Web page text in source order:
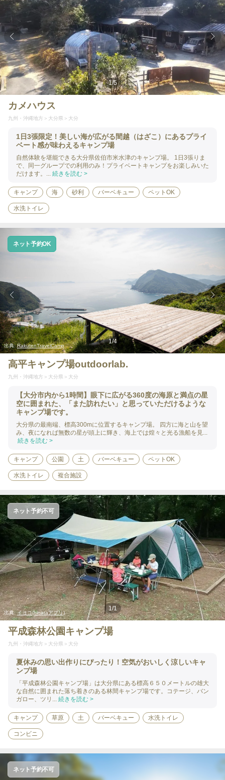
1/5
カメハウス
九州・沖縄地方 大分県 大分
1日3張限定！美しい海が広がる間越（はざこ）にあるプライ
ベート感が味わえるキャンプ場
自然体験を堪能できる大分県佐伯市米水津のキャンプ場。 1日3張りま
で、同一グループでの利用のみ！プライベートキャンプをお楽しみいた
だけます。... 続きを読む >
キャンプ 海 砂利 バーベキュー ペットOK
水洗トイレ
出典:RakutenTravelCamp
1/4
ネット予約OK
高平キャンプ場outdoorlab.
九州・沖縄地方 大分県 大分
【大分市内から1時間】眼下に広がる360度の海原と満点の星
空に囲まれた、「また訪れたい」と思っていただけるような
キャンプ場です。
大分県の最南端、標高300mに位置するキャンプ場。 四方に海と山を望
み、夜になれば無数の星が頭上に輝き、海上では煌々と光る漁船を見...
続きを読む >
キャンプ 公園 土 バーベキュー ペットOK
水洗トイレ 複合施設
出典:イヨコ(hinataアプリ)
1/1
ネット予約不可
平成森林公園キャンプ場
九州・沖縄地方 大分県 大分
夏休みの思い出作りにぴったり！空気がおいしく涼しいキャ
ンプ場
「平成森林公園キャンプ場」は大分県にある標高６５０メートルの雄大
な自然に囲まれた落ち着きのある林間キャンプ場です。コテージ、バン
ガロー、ツリ... 続きを読む >
キャンプ 草原 土 バーベキュー 水洗トイレ
コンビニ
ネット予約不可